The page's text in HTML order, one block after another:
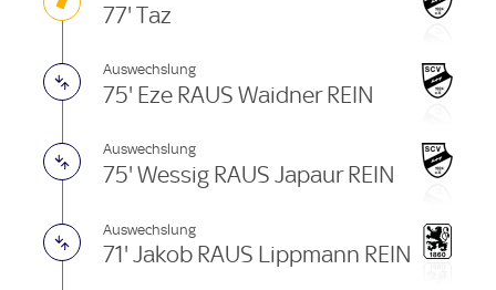
77' Taz
Auswechslung
75' Eze RAUS Waidner REIN
Auswechslung
75' Wessig RAUS Japaur REIN
Auswechslung
71' Jakob RAUS Lippmann REIN